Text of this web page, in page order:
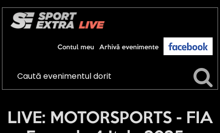
Arhivă evenimente
Contul meu
LIVE: MOTORSPORTS - FIA